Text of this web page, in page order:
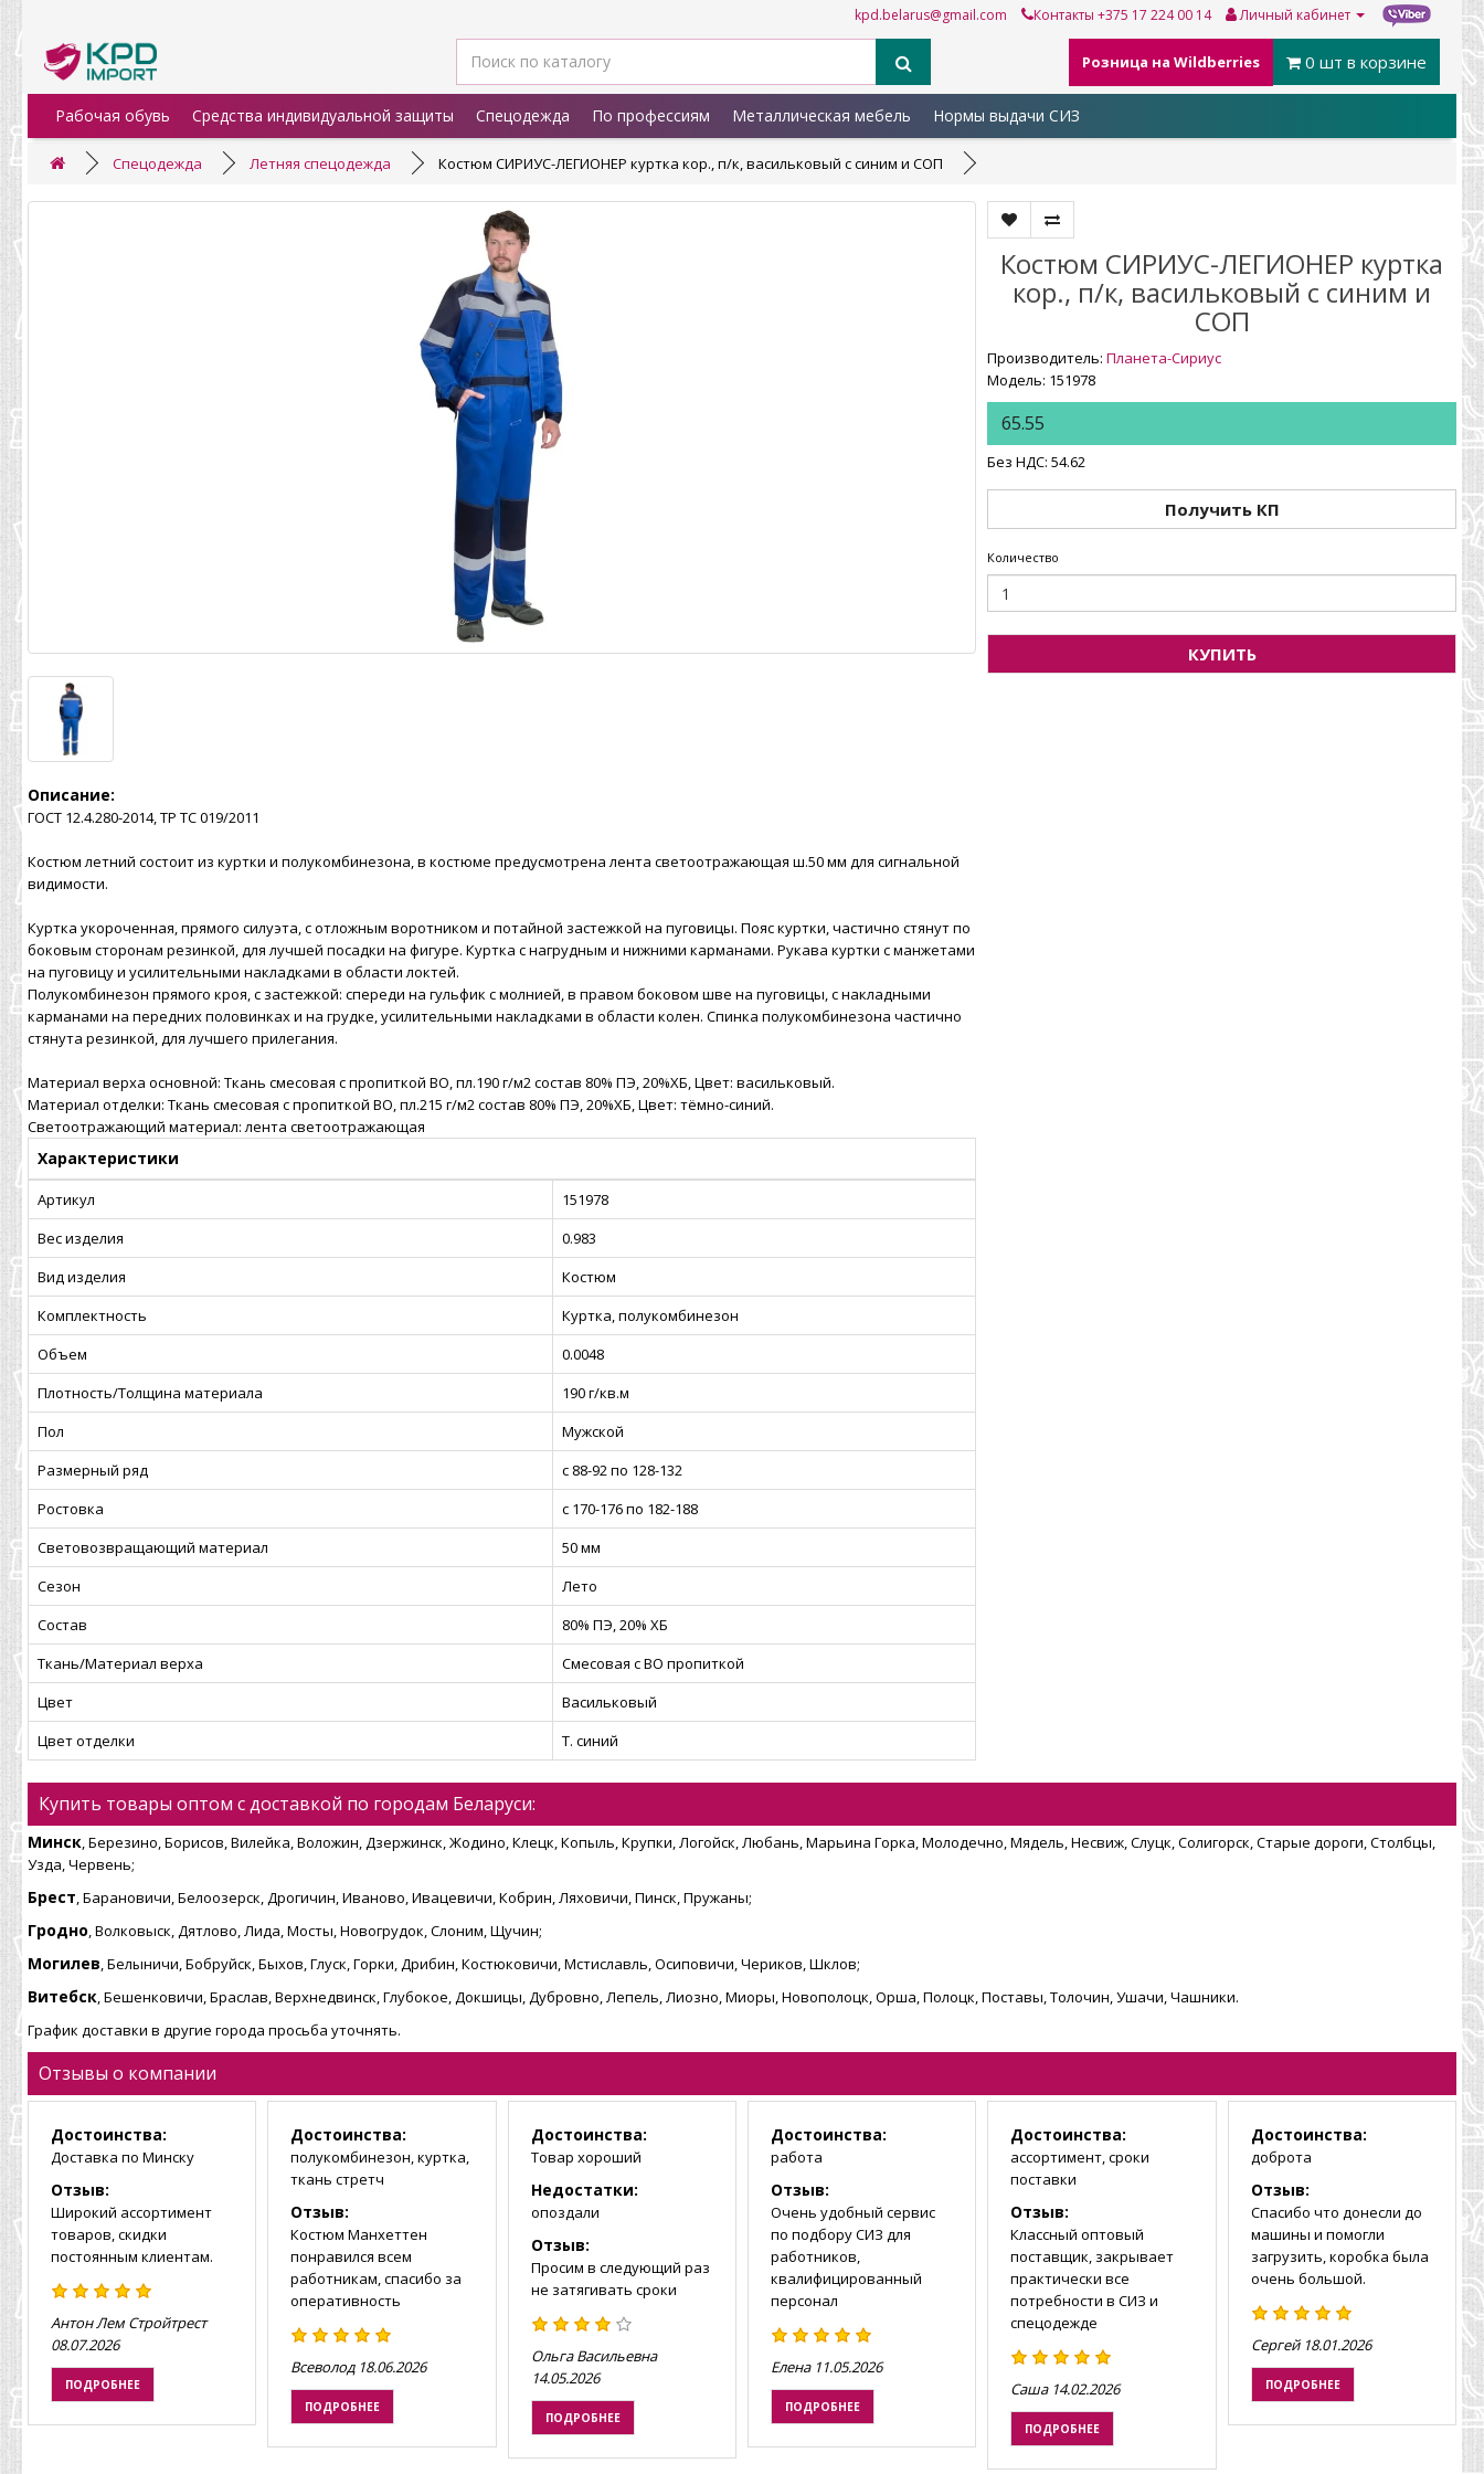
kpd.belarus@gmail.com Контакты +375 17 224 00 14 Личный кабинет
Розница на Wildberries 0 шт в корзине
Рабочая обувь Средства индивидуальной защиты Спецодежда По профессиям Металлическая мебель Нормы выдачи СИЗ
Спецодежда Летняя спецодежда Костюм СИРИУС-ЛЕГИОНЕР куртка кор., п/к, васильковый с синим и СОП
Описание:
ГОСТ 12.4.280-2014, ТР ТС 019/2011
Костюм летний состоит из куртки и полукомбинезона, в костюме предусмотрена лента светоотражающая ш.50 мм для сигнальной
видимости.
Куртка укороченная, прямого силуэта, с отложным воротником и потайной застежкой на пуговицы. Пояс куртки, частично стянут по
боковым сторонам резинкой, для лучшей посадки на фигуре. Куртка с нагрудным и нижними карманами. Рукава куртки с манжетами
на пуговицу и усилительными накладками в области локтей.
Полукомбинезон прямого кроя, с застежкой: спереди на гульфик с молнией, в правом боковом шве на пуговицы, с накладными
карманами на передних половинках и на грудке, усилительными накладками в области колен. Спинка полукомбинезона частично
стянута резинкой, для лучшего прилегания.
Материал верха основной: Ткань смесовая с пропиткой ВО, пл.190 г/м2 состав 80% ПЭ, 20%ХБ, Цвет: васильковый.
Материал отделки: Ткань смесовая с пропиткой ВО, пл.215 г/м2 состав 80% ПЭ, 20%ХБ, Цвет: тёмно-синий.
Светоотражающий материал: лента светоотражающая
Характеристики
Артикул
151978
Вес изделия
0.983
Вид изделия
Костюм
Комплектность
Куртка, полукомбинезон
Объем
0.0048
Плотность/Толщина материала
190 г/кв.м
Пол
Мужской
Размерный ряд
с 88-92 по 128-132
Ростовка
с 170-176 по 182-188
Световозвращающий материал
50 мм
Сезон
Лето
Состав
80% ПЭ, 20% ХБ
Ткань/Материал верха
Смесовая с ВО пропиткой
Цвет
Васильковый
Цвет отделки
Т. синий
Костюм СИРИУС-ЛЕГИОНЕР куртка
кор., п/к, васильковый с синим и
СОП
Производитель:Планета-Сириус
Модель: 151978
65.55
Без НДС: 54.62
Получить КП
Количество
КУПИТЬ
Купить товары оптом с доставкой по городам Беларуси:
Минск, Березино, Борисов, Вилейка, Воложин, Дзержинск, Жодино, Клецк, Копыль, Крупки, Логойск, Любань, Марьина Горка, Молодечно, Мядель, Несвиж, Слуцк, Солигорск, Старые дороги, Столбцы,
Узда, Червень;
Брест, Барановичи, Белоозерск, Дрогичин, Иваново, Ивацевичи, Кобрин, Ляховичи, Пинск, Пружаны;
Гродно, Волковыск, Дятлово, Лида, Мосты, Новогрудок, Слоним, Щучин;
Могилев, Белыничи, Бобруйск, Быхов, Глуск, Горки, Дрибин, Костюковичи, Мстиславль, Осиповичи, Чериков, Шклов;
Витебск, Бешенковичи, Браслав, Верхнедвинск, Глубокое, Докшицы, Дубровно, Лепель, Лиозно, Миоры, Новополоцк, Орша, Полоцк, Поставы, Толочин, Ушачи, Чашники.
График доставки в другие города просьба уточнять.
Отзывы о компании
Достоинства:
Доставка по Минску
Отзыв:
Широкий ассортимент
товаров, скидки
постоянным клиентам.
Антон Лем Стройтрест
08.07.2026
ПОДРОБНЕЕ
Достоинства:
полукомбинезон, куртка,
ткань стретч
Отзыв:
Костюм Манхеттен
понравился всем
работникам, спасибо за
оперативность
Всеволод 18.06.2026
ПОДРОБНЕЕ
Достоинства:
Товар хороший
Недостатки:
опоздали
Отзыв:
Просим в следующий раз
не затягивать сроки
Ольга Васильевна
14.05.2026
ПОДРОБНЕЕ
Достоинства:
работа
Отзыв:
Очень удобный сервис
по подбору СИЗ для
работников,
квалифицированный
персонал
Елена 11.05.2026
ПОДРОБНЕЕ
Достоинства:
ассортимент, сроки
поставки
Отзыв:
Классный оптовый
поставщик, закрывает
практически все
потребности в СИЗ и
спецодежде
Саша 14.02.2026
ПОДРОБНЕЕ
Достоинства:
доброта
Отзыв:
Спасибо что донесли до
машины и помогли
загрузить, коробка была
очень большой.
Сергей 18.01.2026
ПОДРОБНЕЕ